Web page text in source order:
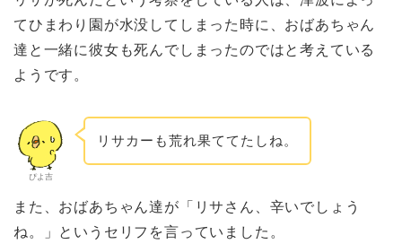
てひまわり園が水没してしまった時に、おばあちゃん
達と一緒に彼女も死んでしまったのではと考えている
ようです。
ぴよ吉
リサカーも荒れ果ててたしね。
また、おばあちゃん達が「リサさん、辛いでしょう
ね。」というセリフを言っていました。